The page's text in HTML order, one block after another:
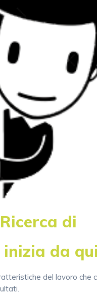
di
inizia da
del lavoro che